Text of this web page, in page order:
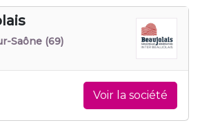
Saône (69)
Voir la société